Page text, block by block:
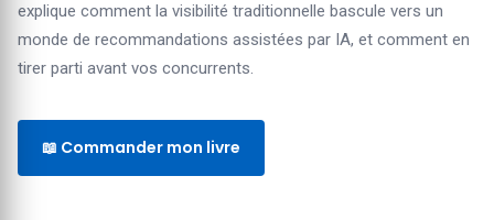
explique comment la visibilité traditionnelle bascule vers un
monde de recommandations assistées par IA, et comment en
tirer parti avant vos concurrents.
📖 Commander mon livre